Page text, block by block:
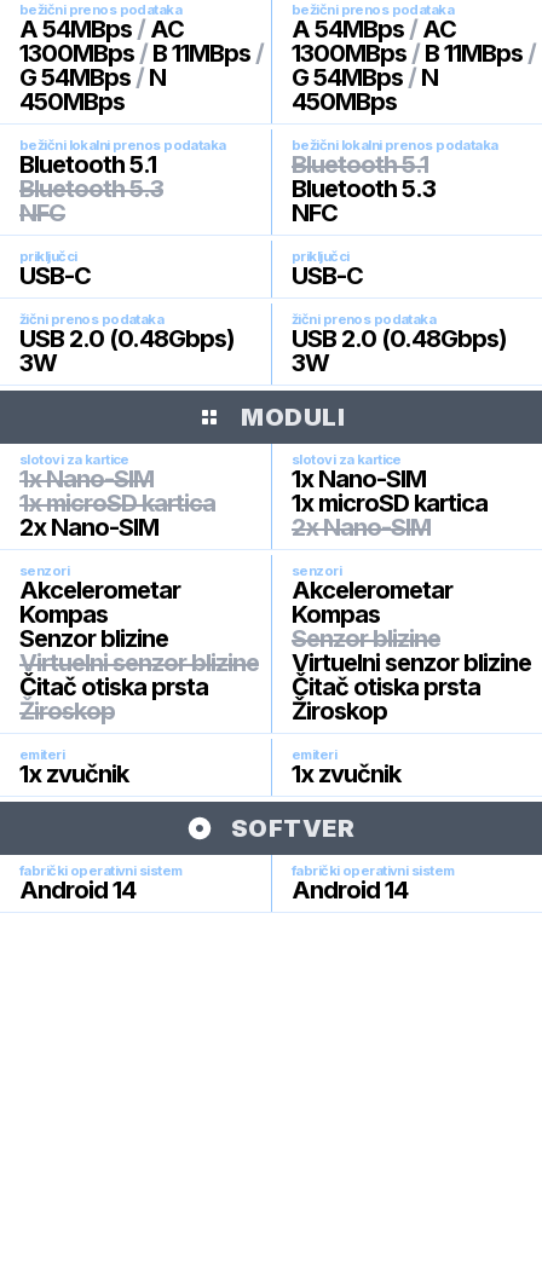
bežični prenos podataka
A 54MBps / AC
1300MBps / B 11MBps /
G 54MBps / N
450MBps
bežični prenos podataka
A 54MBps / AC
1300MBps / B 11MBps /
G 54MBps / N
450MBps
bežični lokalni prenos podataka
Bluetooth 5.1
Bluetooth 5.3
NFC
bežični lokalni prenos podataka
Bluetooth 5.1
Bluetooth 5.3
NFC
priključci
USB-C
priključci
USB-C
žični prenos podataka
USB 2.0 (0.48Gbps)
3W
žični prenos podataka
USB 2.0 (0.48Gbps)
3W
MODULI
slotovi za kartice
1x Nano-SIM
1x microSD kartica
2x Nano-SIM
slotovi za kartice
1x Nano-SIM
1x microSD kartica
2x Nano-SIM
senzori
Akcelerometar
Kompas
Senzor blizine
Virtuelni senzor blizine
Čitač otiska prsta
Žiroskop
senzori
Akcelerometar
Kompas
Senzor blizine
Virtuelni senzor blizine
Čitač otiska prsta
Žiroskop
emiteri
1x zvučnik
emiteri
1x zvučnik
SOFTVER
fabrički operativni sistem
Android 14
fabrički operativni sistem
Android 14